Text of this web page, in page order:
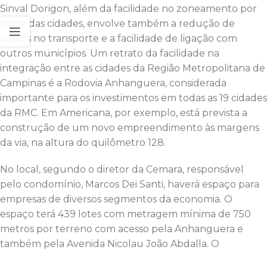
Sinval Dorigon, além da facilidade no zoneamento por
parte das cidades, envolve também a redução de
custos no transporte e a facilidade de ligação com
outros municípios. Um retrato da facilidade na
integração entre as cidades da Região Metropolitana de
Campinas é a Rodovia Anhanguera, considerada
importante para os investimentos em todas as 19 cidades
da RMC. Em Americana, por exemplo, está prevista a
construção de um novo empreendimento às margens
da via, na altura do quilômetro 128.
No local, segundo o diretor da Cemara, responsável
pelo condomínio, Marcos Dei Santi, haverá espaço para
empresas de diversos segmentos da economia. O
espaço terá 439 lotes com metragem mínima de 750
metros por terreno com acesso pela Anhanguera e
também pela Avenida Nicolau João Abdalla. O